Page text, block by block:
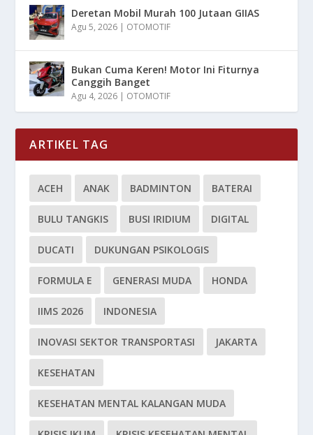
Deretan Mobil Murah 100 Jutaan GIIAS
Agu 5, 2026 | OTOMOTIF
Bukan Cuma Keren! Motor Ini Fiturnya
Canggih Banget
Agu 4, 2026 | OTOMOTIF
ARTIKEL TAG
ACEH ANAK BADMINTON BATERAI
BULU TANGKIS BUSI IRIDIUM DIGITAL
DUCATI DUKUNGAN PSIKOLOGIS
FORMULA E GENERASI MUDA HONDA
IIMS 2026 INDONESIA
INOVASI SEKTOR TRANSPORTASI JAKARTA
KESEHATAN
KESEHATAN MENTAL KALANGAN MUDA